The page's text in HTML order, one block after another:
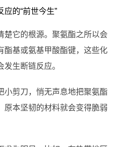
的“前世今生”
楚它的根源。聚氨酯之所以会
酯基或氨基甲酸酯键，这些化
生断链反应。
小剪刀，悄无声息地把聚氨酯
原本坚韧的材料就会变得脆弱